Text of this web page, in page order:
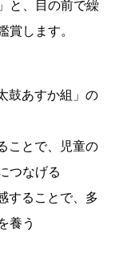
と、目の前で繰
します。
鼓あすか組」の
ことで、児童の
つなげる
することで、多
養う